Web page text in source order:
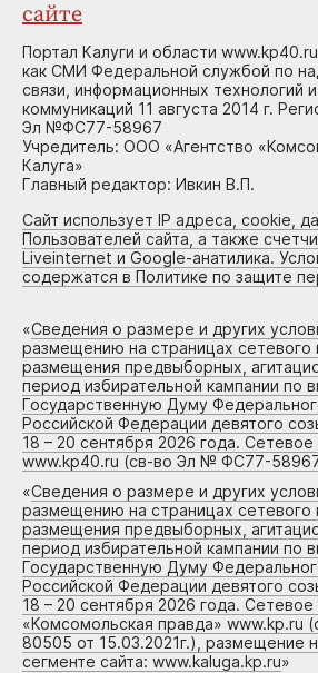
сайте
Портал Калуги и области
как СМИ Федеральной службой по
связи, информационных технологий
коммуникаций 11 августа 2014 г.
Эл №ФС77-58967
Учредитель: ООО «Агентство
Калуга»
Главный редактор: Ивкин В.П.
Сайт использует IP адреса, cookie,
Пользователей сайта, а также
Liveinternet и Google-анатилика.
содержатся в Политике по защите
«Сведения о размере и других
размещению на страницах сетевого
размещения предвыборных,
период избирательной кампании по
Государственную Думу
Российской Федерации девятого
18 – 20 сентября 2026 года. Сетевое
www.kp40.ru (св-во Эл № ФС77-58967
«Сведения о размере и других
размещению на страницах сетевого
размещения предвыборных,
период избирательной кампании по
Государственную Думу
Российской Федерации девятого
18 – 20 сентября 2026 года. Сетевое
«Комсомольская правда»
80505 от 15.03.2021г.), размещение
сегменте сайта: www.kaluga.kp.ru»